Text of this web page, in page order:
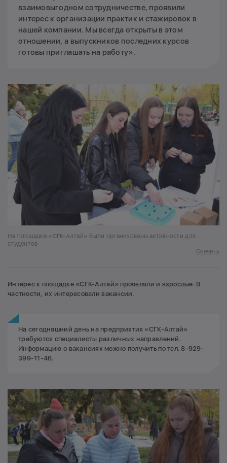
взаимовыгодном сотрудничестве, проявили
интерес к организации практик и стажировок в
нашей компании. Мы всегда открыты в этом
отношении, а выпускников последних курсов
готовы приглашать на работу».
На площадке «СГК-Алтай» были организованы активности для
студентов
Скачать
Интерес к площадке «СГК-Алтай» проявляли и взрослые. В
частности, их интересовали вакансии.
На сегодняшний день на предприятия «СГК-Алтай»
требуются специалисты различных направлений.
Информацию о вакансиях можно получить по тел. 8-929-
399-11-46.